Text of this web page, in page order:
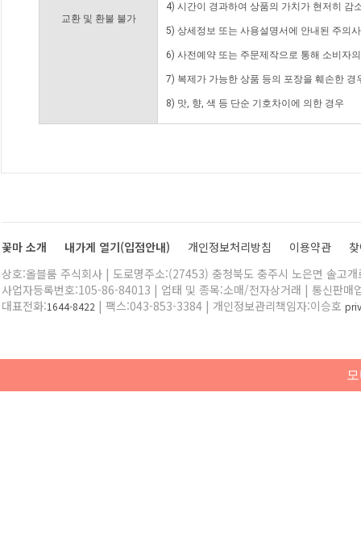
교환 및 환불 불가
4) 시간이 경과하여 상품의 가치가 현저히 감
5) 상세정보 또는 사용설명서에 안내된 주의
6) 사전예약 또는 주문제작으로 통해 소비자
7) 복제가 가능한 상품 등의 포장을 훼손한 경
8) 맛, 향, 색 등 단순 기호차이에 의한 경우
꽃마 소개 내가게 열기(입점안내) 개인정보처리방침 이용약관
상호:올블룸 주식회사 | 도로명주소:(27453) 충청북도 충주시 노은면 솔고
사업자등록번호:105-86-84013 | 업태 및 종목:소매/전자상거래 | 통신판매
대표전화:1644-8422 | 팩스:043-853-3384 | 개인정보관리책임자:이승호